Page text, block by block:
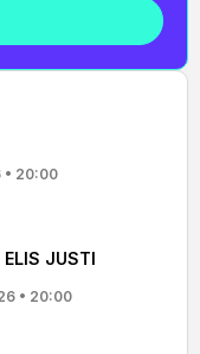
20:00
JUSTI
• 20:00